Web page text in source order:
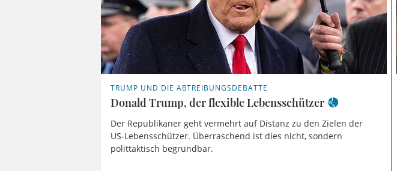
TRUMP UND DIE ABTREIBUNGSDEBATTE
Donald Trump, der flexible Lebensschützer
Der Republikaner geht vermehrt auf Distanz zu den Zielen der
US-Lebensschützer. Überraschend ist dies nicht, sondern
polittaktisch begründbar.